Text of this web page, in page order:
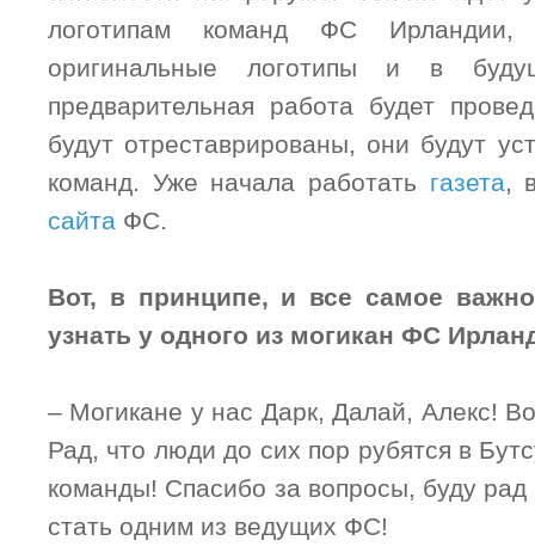
логотипам команд ФС
оригинальные логотипы и в
предварительная работа будет
будут отреставрированы, они будут
команд. Уже начала работать газета,
сайта ФС.
Вот, в принципе, и все самое
узнать у одного из могикан ФС
– Могикане у нас Дарк, Далай, Алекс!
Рад, что люди до сих пор рубятся в
команды! Спасибо за вопросы, буду
стать одним из ведущих ФС!